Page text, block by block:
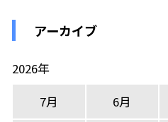
アーカイブ
2026年
7月
6月